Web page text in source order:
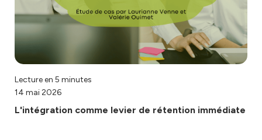
Lecture en 5 minutes
14 mai 2026
L'intégration comme levier de rétention immédiate